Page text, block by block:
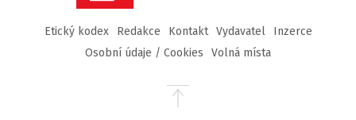
Etický kodex Redakce Kontakt Vydavatel
Inzerce
Osobní údaje / Cookies
Volná místa
Přejít